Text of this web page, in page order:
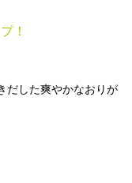
！
だした爽やかなおりが